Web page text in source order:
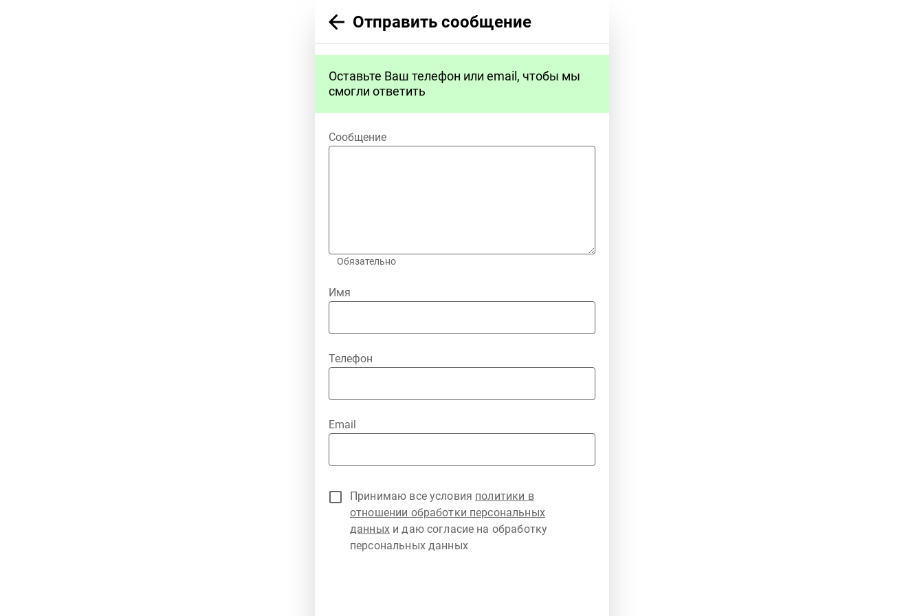
Отправить сообщение
Оставьте Ваш телефон или email, чтобы мы
смогли ответить
Сообщение
Обязательно
Имя
Телефон
Email
Принимаю все условия политики в
отношении обработки персональных
данныхи даю согласие на обработку
персональных данных